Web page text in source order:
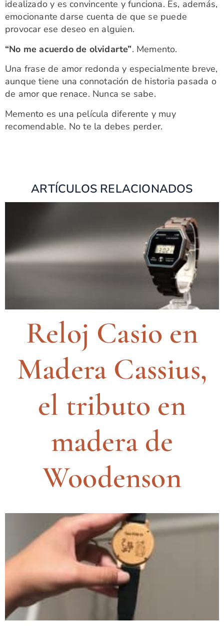
idealizado y es convincente y funciona. Es, además,
emocionante darse cuenta de que se puede
provocar ese deseo en alguien.
“No me acuerdo de olvidarte”. Memento.
Una frase de amor redonda y especialmente breve,
aunque tiene una connotación de historia pasada o
de amor que renace. Nunca se sabe.
Memento es una película diferente y muy
recomendable. No te la debes perder.
ARTÍCULOS RELACIONADOS
Reloj Casio en
Madera Cassius,
el tributo en
madera de
Woodenson